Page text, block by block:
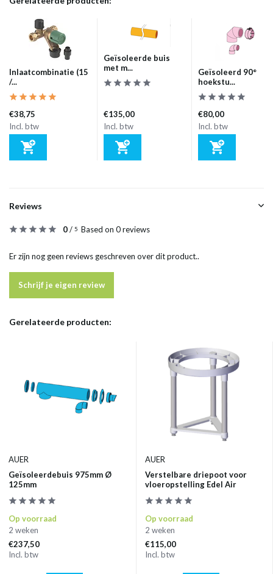
Inlaatcombinatie (15
/...
€38,75
Incl. btw
Geïsoleerde buis
met m...
€135,00
Incl. btw
Geïsoleerd 90°
hoekstu...
€80,00
Incl. btw
Reviews
0/ 5 Based on 0 reviews
Er zijn nog geen reviews geschreven over dit product..
Schrijf je eigen review
Gerelateerde producten:
AUER
Geïsoleerdebuis 975mm Ø
125mm
Op voorraad
2 weken
€237,50
Incl. btw
AUER
Verstelbare driepoot voor
vloeropstelling Edel Air
Op voorraad
2 weken
€115,00
Incl. btw